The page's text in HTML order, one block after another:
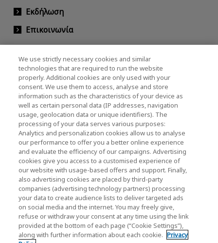
Εκδήλωση
Επικοινωνία
KIOXIA Holdings Corporation (Εταιρικές /
Επενδυτικές Σχέσεις)
KIOXIA Holdings Corporation Home
Επενδυτικές σχέσεις
Πολιτική απορρήτου
Cookie Settings
Όροι και Προϋποθέσεις
Εμπορικά σήματα
We use strictly necessary cookies and similar
technologies that are required to run the website
properly. Additional cookies are only used with your
consent. We use them to access, analyse and store
information such as the characteristics of your device as
well as certain personal data (IP addresses, navigation
usage, geolocation data or unique identifiers). The
processing of your data serves various purposes:
Analytics and personalization cookies allow us to analyse
our performance to offer you a better online experience
and evaluate the efficiency of our campaigns. Advertising
cookies give you access to a customised experience of
our website with usage-based offers and support. Finally,
also advertising cookies are placed by third-party
companies (advertising technology partners) processing
your data to create audience lists to deliver targeted ads
on social media and the internet. You may freely give,
refuse or withdraw your consent at any time using the link
provided at the bottom of each page (“Cookie Settings”),
along with further information about each cookie. Privacy